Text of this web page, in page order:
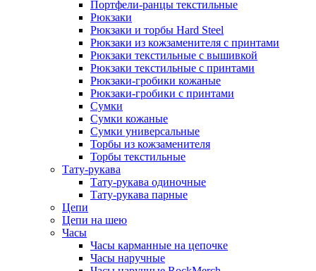
Портфели-ранцы текстильные
Рюкзаки
Рюкзаки и торбы Hard Steel
Рюкзаки из кожзаменителя с принтами
Рюкзаки текстильные с вышивкой
Рюкзаки текстильные с принтами
Рюкзаки-гробики кожаные
Рюкзаки-гробики с принтами
Сумки
Сумки кожаные
Сумки универсальные
Торбы из кожзаменителя
Торбы текстильные
Тату-рукава
Тату-рукава одиночные
Тату-рукава парные
Цепи
Цепи на шею
Часы
Часы карманные на цепочке
Часы наручные